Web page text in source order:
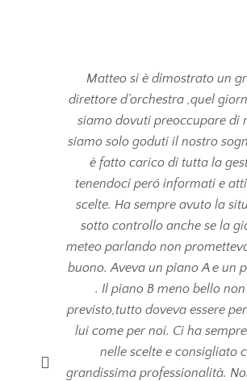
Matteo si è dimostrato un
direttore d’orchestra ,quel
siamo dovuti preoccupare di
siamo solo goduti il nostro
è fatto carico di tutta la
tenendoci peró informati e
scelte. Ha sempre avuto la
sotto controllo anche se la
meteo parlando non
buono. Aveva un piano A e un
. Il piano B meno bello
previsto,tutto doveva essere
lui come per noi. Ci ha
nelle scelte e consigliato
grandissima professionalità.